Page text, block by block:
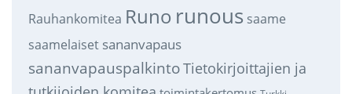
Rauhankomitea Runo runous saame
saamelaiset sananvapaus
sananvapauspalkintoTietokirjoittajien ja